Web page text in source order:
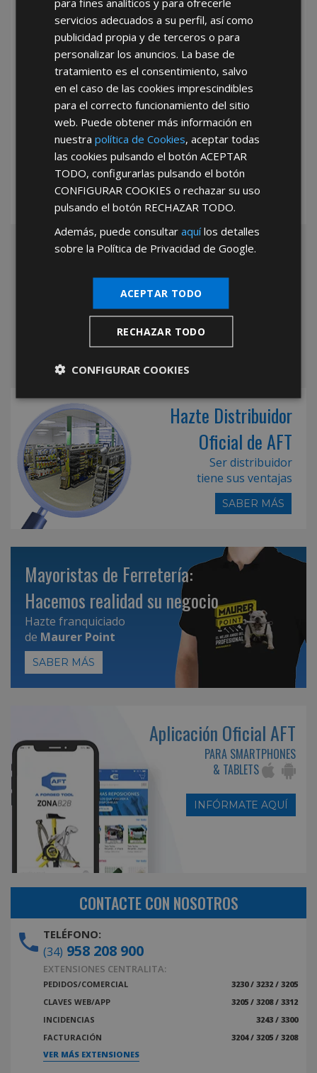
He leído y acepto laPolítica de Privacidad
*Abstenerse particulares, sólo venta a tiendas y empresas minoristas y
mayoristas.
Hazte Distribuidor
Oficial de AFT
Ser distribuidor
tiene sus ventajas
SABER MÁS
Mayoristas de Ferretería:
Hacemos realidad su negocio
Hazte franquiciado
de Maurer Point
SABER MÁS
Aplicación Oficial AFT
PARA SMARTPHONES
& TABLETS
INFÓRMATE AQUÍ
CONTACTE CON NOSOTROS
TELÉFONO:
(34) 958 208 900
EXTENSIONES CENTRALITA:
PEDIDOS/COMERCIAL
3230 / 3232 / 3205
CLAVES WEB/APP
3205 / 3208 / 3312
INCIDENCIAS
3243 / 3300
FACTURACIÓN
3204 / 3205 / 3208
VER MÁS EXTENSIONES
servicios adecuados a su perfil, así como
publicidad propia y de terceros o para
personalizar los anuncios. La base de
tratamiento es el consentimiento, salvo
en el caso de las cookies imprescindibles
para el correcto funcionamiento del sitio
web. Puede obtener más información en
nuestrapolítica de Cookies, aceptar todas
las cookies pulsando el botónACEPTAR
TODO, configurarlas pulsando el botón
CONFIGURAR COOKIES o rechazar su uso
pulsando el botón RECHAZAR TODO.
Además, puede consultaraquílos detalles
sobre la Política de Privacidad de Google.
ACEPTAR TODO
RECHAZAR TODO
CONFIGURAR COOKIES